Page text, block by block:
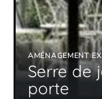
AMÉNAGEMENT
Serre de
porte